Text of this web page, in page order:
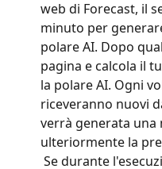
web di Forecast, il
minuto per
polare AI. Dopo
pagina e calcola il
la polare AI. Ogni
riceveranno nuovi
verrà generata una
ulteriormente la